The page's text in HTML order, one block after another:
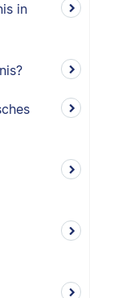
in